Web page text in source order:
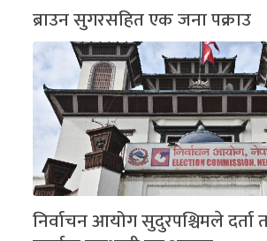
ब्राउन सुगरसहित एक जना पक्राउ
निर्वाचन आयोग सुदुरपश्चिमले दर्ता